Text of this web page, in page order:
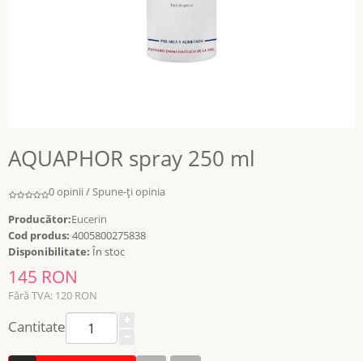
AQUAPHOR spray 250 ml
0 opinii /Spune-ţi opinia
Producător:Eucerin
Cod produs: 4005800275838
Disponibilitate: În stoc
145 RON
Fără TVA: 120 RON
Cantitate